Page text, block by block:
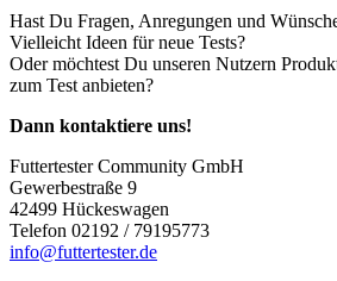
Hast Du Fragen, Anregungen und
Vielleicht Ideen für neue Tests?
Oder möchtest Du unseren Nutzern
zum Test anbieten?
Dann kontaktiere uns!
Futtertester Community GmbH
Gewerbestraße 9
42499 Hückeswagen
Telefon 02192 / 79195773
info@futtertester.de